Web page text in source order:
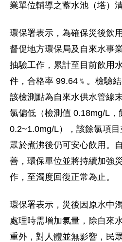
業單位輔導之蓄水池（塔）
環保署表示，為確保災後飲
督促地方環保局及自來水事
抽驗工作，累計至目前飲用
件，合格率 99.64﹪。檢驗
該檢測點為自來水供水管線
氯偏低（檢測值 0.18mg/L，
0.2~1.0mg/L），該餘氯項
眾於煮沸後仍可安心飲用。
善，環保單位並將持續加強
作，至濁度回復正常為止。
環保署表示，災後因原水中
處理時需增加氯量，除自來
重外，對人體並無影響，民